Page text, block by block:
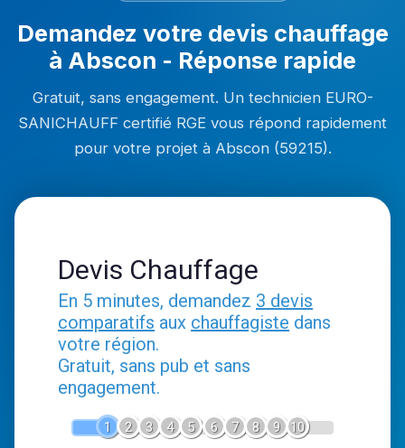
Demandez votre devis chauffage
à Abscon - Réponse rapide
Gratuit, sans engagement. Un technicien EURO-
SANICHAUFF certifié RGE vous répond rapidement
pour votre projet à Abscon (59215).
Devis Chauffage
En 5 minutes, demandez 3 devis
comparatifs aux chauffagiste dans
votre région.
Gratuit, sans pub et sans
engagement.
1 2 3 4 5 6 7 8 9 10